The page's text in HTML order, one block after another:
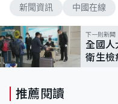
新聞資訊 中國在線
下一則新聞
全國
衛生
推薦閱讀